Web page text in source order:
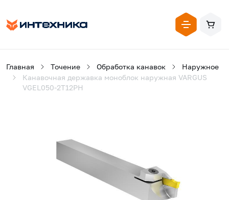
Главная Точение Обработка канавок
Наружное
Канавочная державка моноблок наружная VARGUS
VGEL050-2T12PH